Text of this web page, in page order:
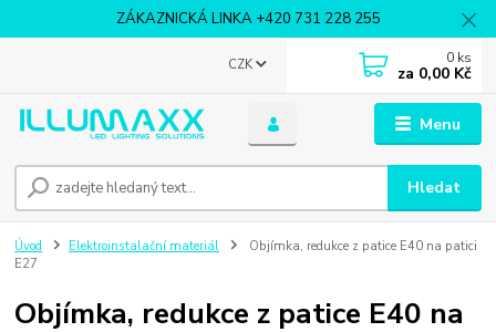
ZÁKAZNICKÁ LINKA +420 731 228 255
Menu
CZK
Hledat
0 ks
za 0,00 Kč
Úvod Elektroinstalační materiál
Objímka, redukce z patice E40 na patici
E27
Objímka, redukce z patice E40 na